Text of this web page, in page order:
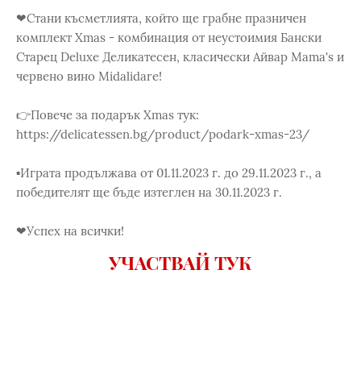
❤Стани късметлията, който ще грабне празничен
комплект Xmas - комбинация от неустоимия Бански
Старец Deluxe Деликатесен, класически Айвар Mama's и
червено вино Midalidare!
👉Повече за подарък Xmas тук:
https://delicatessen.bg/product/podark-xmas-23/
▪Играта продължава от 01.11.2023 г. до 29.11.2023 г., а
победителят ще бъде изтеглен на 30.11.2023 г.
❤Успех на всички!
УЧАСТВАЙ ТУК